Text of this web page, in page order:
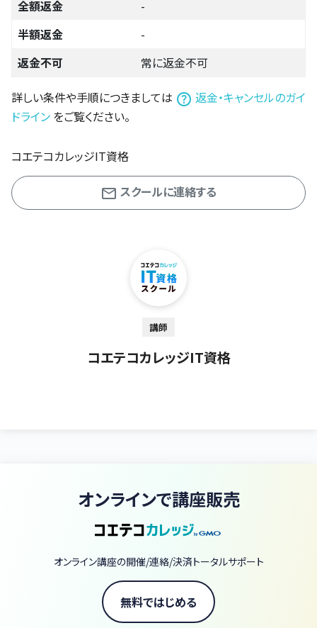
全額返金
-
半額返金
-
返金不可
常に返金不可
詳しい条件や手順につきましては
返金・キャンセルのガイ
ドライン をご覧ください。
コエテコカレッジIT資格
スクールに連絡する
講師
コエテコカレッジIT資格
オンラインで講座販売
オンライン講座の開催/連絡/決済トータルサポート
無料ではじめる